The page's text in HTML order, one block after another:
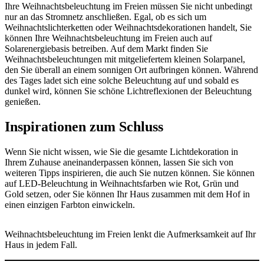
Ihre Weihnachtsbeleuchtung im Freien müssen Sie nicht unbedingt
nur an das Stromnetz anschließen. Egal, ob es sich um
Weihnachtslichterketten oder Weihnachtsdekorationen handelt, Sie
können Ihre Weihnachtsbeleuchtung im Freien auch auf
Solarenergiebasis betreiben. Auf dem Markt finden Sie
Weihnachtsbeleuchtungen mit mitgeliefertem kleinen Solarpanel,
den Sie überall an einem sonnigen Ort aufbringen können. Während
des Tages ladet sich eine solche Beleuchtung auf und sobald es
dunkel wird, können Sie schöne Lichtreflexionen der Beleuchtung
genießen.
Inspirationen zum Schluss
Wenn Sie nicht wissen, wie Sie die gesamte Lichtdekoration in
Ihrem Zuhause aneinanderpassen können, lassen Sie sich von
weiteren Tipps inspirieren, die auch Sie nutzen können. Sie können
auf LED-Beleuchtung in Weihnachtsfarben wie Rot, Grün und
Gold setzen, oder Sie können Ihr Haus zusammen mit dem Hof in
einen einzigen Farbton einwickeln.
Weihnachtsbeleuchtung im Freien lenkt die Aufmerksamkeit auf Ihr
Haus in jedem Fall.